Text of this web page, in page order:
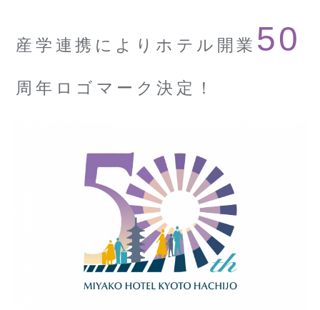
産学連携によりホテル開業 50
周年ロゴマーク決定！